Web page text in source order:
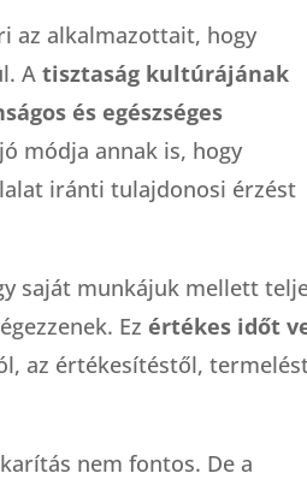
az alkalmazottait, hogy
A tisztaság kultúrájának
és egészséges
módja annak is, hogy
iránti tulajdonosi érzést
saját munkájuk mellett
Ez értékes időt
az értékesítéstől,
nem fontos. De a